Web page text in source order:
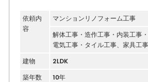
依頼内
容
マンションリノフォーム工事
解体工事・造作工事・内装工事
電気工事・タイル工事、家具工事
建物
2LDK
築年数
10年